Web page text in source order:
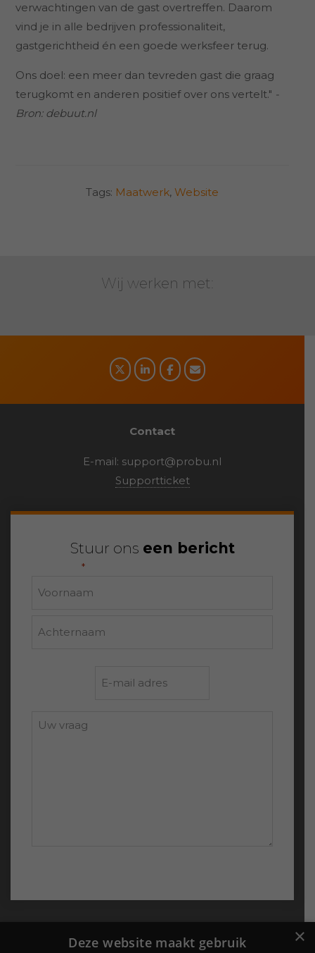
verwachtingen van de gast overtreffen. Daarom
vind je in alle bedrijven professionaliteit,
gastgerichtheid én een goede werksfeer terug.
Ons doel: een meer dan tevreden gast die graag
terugkomt en anderen positief over ons vertelt." -
Bron: debuut.nl
Tags: Maatwerk, Website
Wij werken met:
Contact
E-mail: support@probu.nl
Supportticket
Stuur ons een bericht
*" geeft vereiste velden aan
Uw
×
Deze website maakt gebruik